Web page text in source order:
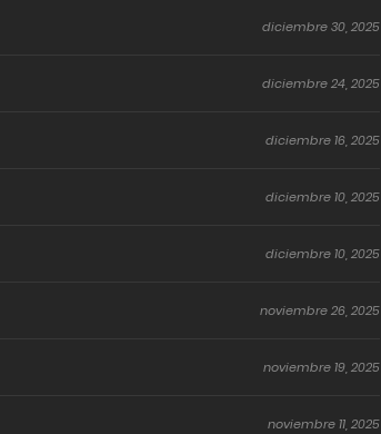
diciembre 30, 2025
diciembre 24, 2025
diciembre 16, 2025
diciembre 10, 2025
diciembre 10, 2025
noviembre 26, 2025
noviembre 19, 2025
noviembre 11, 2025